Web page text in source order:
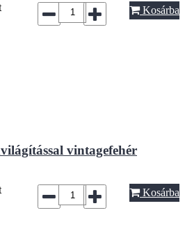
Kosárba
vintagefehér
Kosárba